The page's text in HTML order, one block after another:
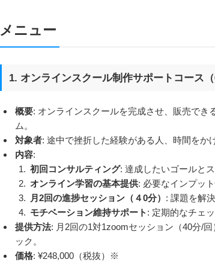
メニュー
1. オンラインスクール制作サポートコース（
概要: オンラインスクールを完成させ、販売でき
ム。
対象者: 途中で挫折した経験がある人、時間をか
内容:
初回コンサルティング: 達成したいゴールと
オンライン学習の基本提供: 必要なインプッ
月2回の進捗セッション（４0分） : 課題を解
モチベーション維持サポート : 定期的なチェ
提供方法: 月2回の1対1zoomセッション（40分/
ック。
価格: ¥248,000（税抜）※